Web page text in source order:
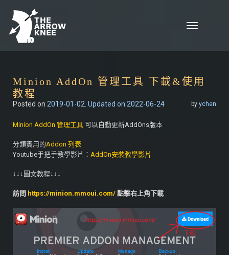
Skip to content
Toggle
Minion AddOn 管理工具 下載&使用
教程
Posted on 2019-01-02 . Updated on 2022-06-24 by ychen
Minion AddOn 管理工具 可以自動更新AddOns版本
分類實用的Addon 列表
Youtube手把手教學影片： AddOn安裝教學影片
↓↓↓圖文教程↓↓↓
訪問 https://minion.mmoui.com/ 點擊右上角下載